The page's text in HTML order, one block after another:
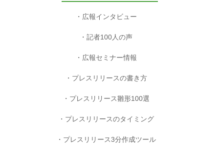
広報インタビュー
記者100人の声
広報セミナー情報
プレスリリースの書き方
プレスリリース雛形100選
プレスリリースのタイミング
プレスリリース3分作成ツール